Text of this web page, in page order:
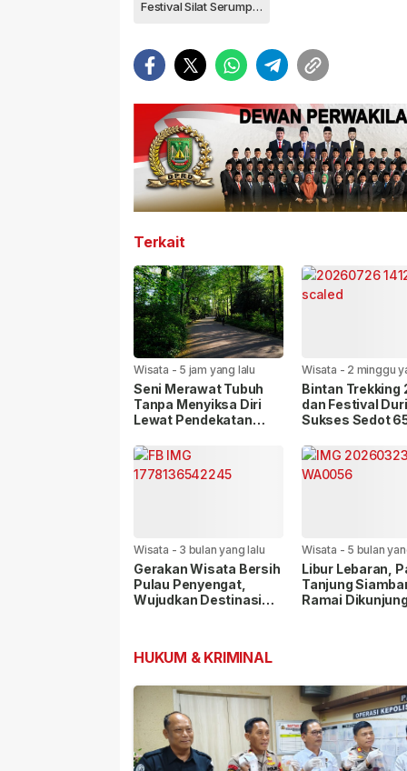
Festival Silat Serumpun
Terkait
Wisata - 5 jam yang lalu
Seni Merawat Tubuh
Tanpa Menyiksa Diri
Lewat Pendekatan
Wisata - 2 minggu
Bintan Trekking
dan Festival
Sukses Sedot
Kian Bergairah
Wisata - 3 bulan yang lalu
Gerakan Wisata Bersih
Pulau Penyengat,
Wujudkan Destinasi
Wisata - 5 bulan
Libur Lebaran,
Tanjung
Ramai
HUKUM & KRIMINAL